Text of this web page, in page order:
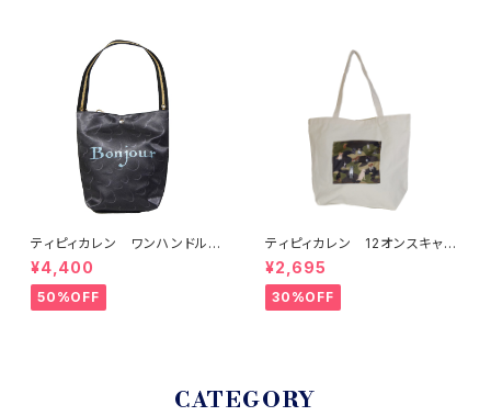
ティピィカレン ワンハンドルベ
アブラック2WAYバゲットバッグ
¥4,400
50%OFF
ティピィカレン 12オンスキャン
バスカモフラージュドッグス柄ビ
ッグマイバッグ
¥2,695
30%OFF
CATEGORY